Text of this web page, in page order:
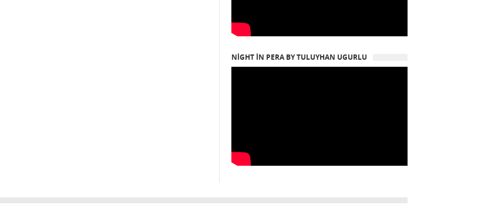
NIGHT IN PERA BY TULUYHAN UGURLU